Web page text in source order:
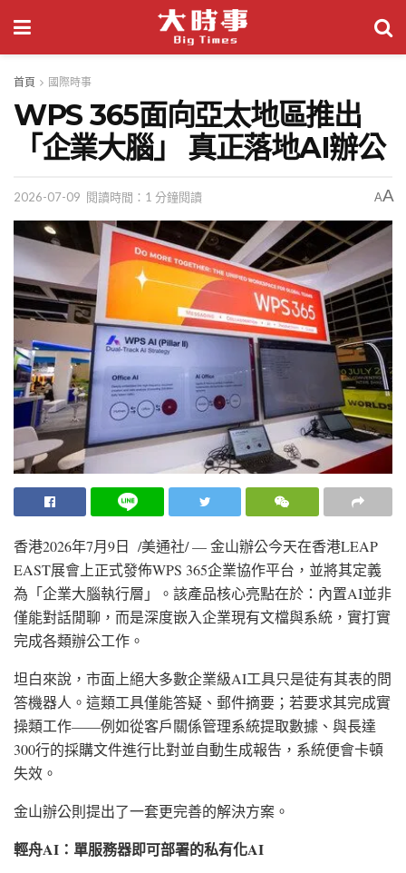
首頁 國際時事
WPS 365面向亞太地區推出
「企業大腦」 真正落地AI辦公
2026-07-09 閱讀時間：1 分鐘閱讀 AA
香港2026年7月9日 /美通社/ — 金山辦公今天在香港LEAP
EAST展會上正式發佈WPS 365企業協作平台，並將其定義
為「企業大腦執行層」。該產品核心亮點在於：內置AI並非
僅能對話閒聊，而是深度嵌入企業現有文檔與系統，實打實
完成各類辦公工作。
坦白來說，市面上絕大多數企業級AI工具只是徒有其表的問
答機器人。這類工具僅能答疑、郵件摘要；若要求其完成實
操類工作——例如從客戶關係管理系統提取數據、與長達
300行的採購文件進行比對並自動生成報告，系統便會卡頓
失效。
金山辦公則提出了一套更完善的解決方案。
輕舟AI：單服務器即可部署的私有化AI